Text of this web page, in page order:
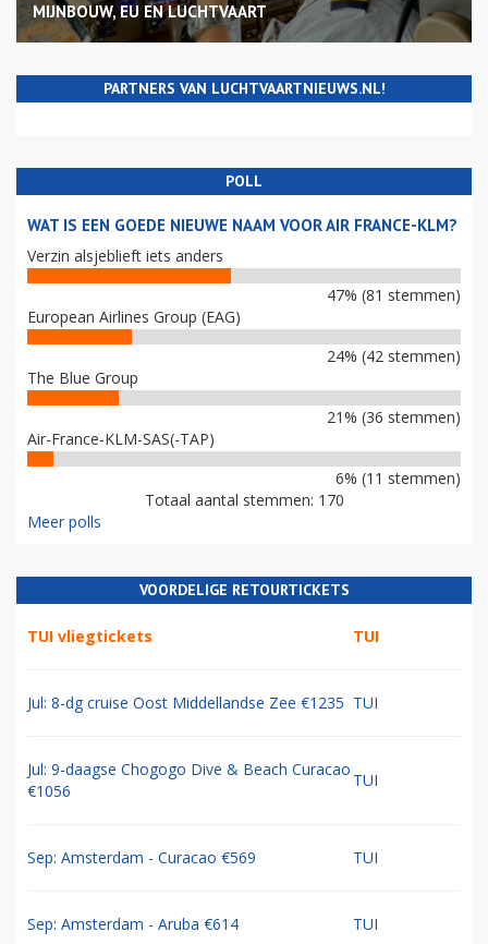
MIJNBOUW, EU EN LUCHTVAART
PARTNERS VAN LUCHTVAARTNIEUWS.NL!
POLL
WAT IS EEN GOEDE NIEUWE NAAM VOOR AIR FRANCE-KLM?
Verzin alsjeblieft iets anders
47% (81 stemmen)
European Airlines Group (EAG)
24% (42 stemmen)
The Blue Group
21% (36 stemmen)
Air-France-KLM-SAS(-TAP)
6% (11 stemmen)
Totaal aantal stemmen: 170
Meer polls
VOORDELIGE RETOURTICKETS
TUI vliegtickets TUI
Jul: 8-dg cruise Oost Middellandse Zee €1235 TUI
Jul: 9-daagse Chogogo Dive & Beach Curacao
€1056
TUI
Sep: Amsterdam - Curacao €569 TUI
Sep: Amsterdam - Aruba €614 TUI